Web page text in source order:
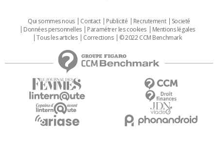
Qui sommes nous Contact Publicité Recrutement
Societé
Données personnelles
Paramétrer les cookies
Mentions légales
Tous les articles
Corrections © 2022 CCM Benchmark